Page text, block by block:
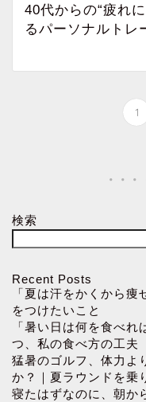
40代からの“疲れ
るパーソナルトレ
1
検索
Recent Posts
「夏は汗をかくから
をつけたいこと
「暑い日は何を食べ
つ、私の食べ方の工夫
猛暑のゴルフ、体力よ
か？｜夏ラウンドを乗
寝たはずなのに、朝か